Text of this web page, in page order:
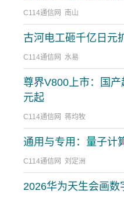
C114通信网 南山
古河电工砸千亿日元
C114通信网 水易
尊界V800上市：国
元起
C114通信网 蒋均牧
通用与专用：量子计
C114通信网 刘定洲
2026华为天生会画数